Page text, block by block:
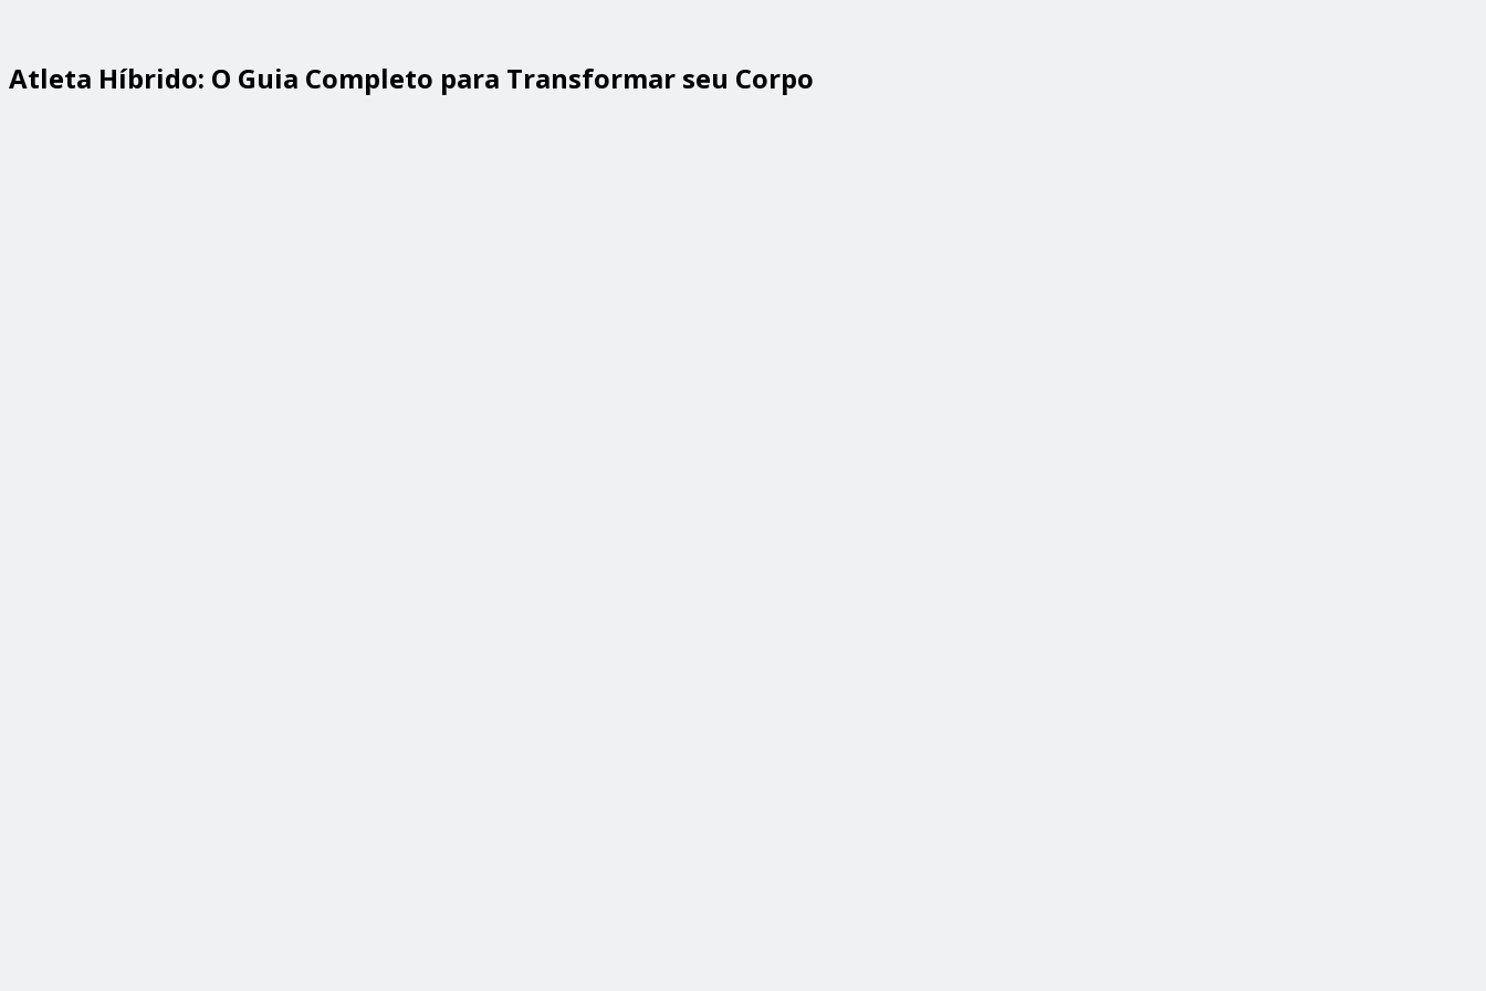
Atleta Híbrido: O Guia Completo para Transformar seu Corpo